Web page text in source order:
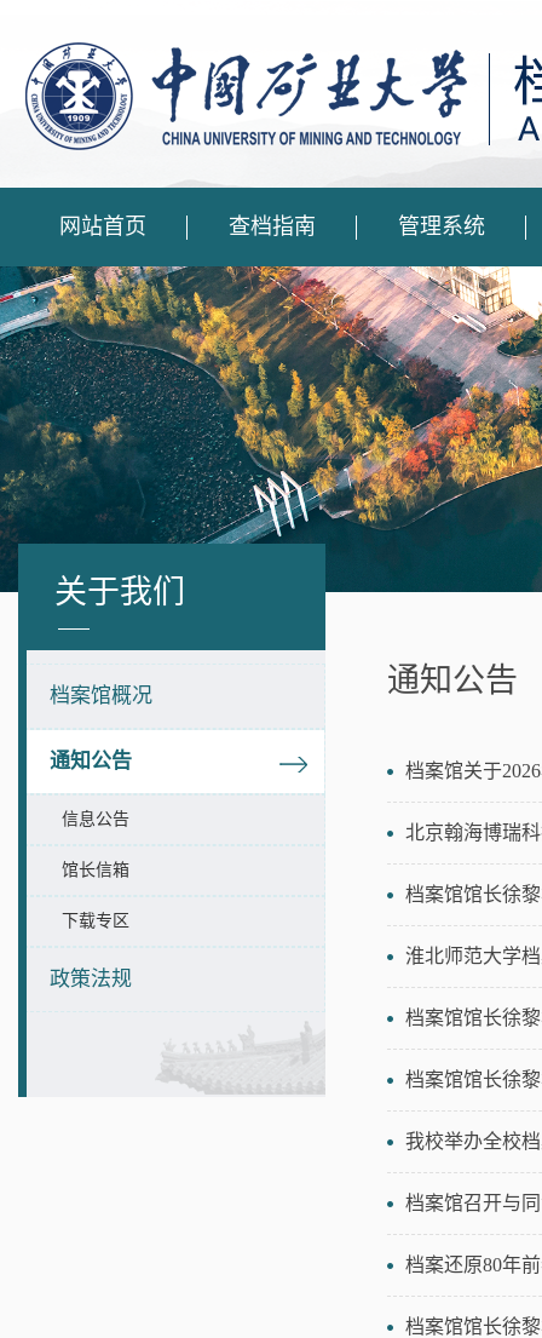
网站首页 查档指南 管理系统
关于我们
档案馆概况
通知公告
信息公告
馆长信箱
下载专区
政策法规
通知公告
档案馆关于
北京翰海博瑞
档案馆馆长徐
淮北师范大学
档案馆馆长徐
档案馆馆长徐
我校举办全校
档案还原80年
档案馆馆长徐